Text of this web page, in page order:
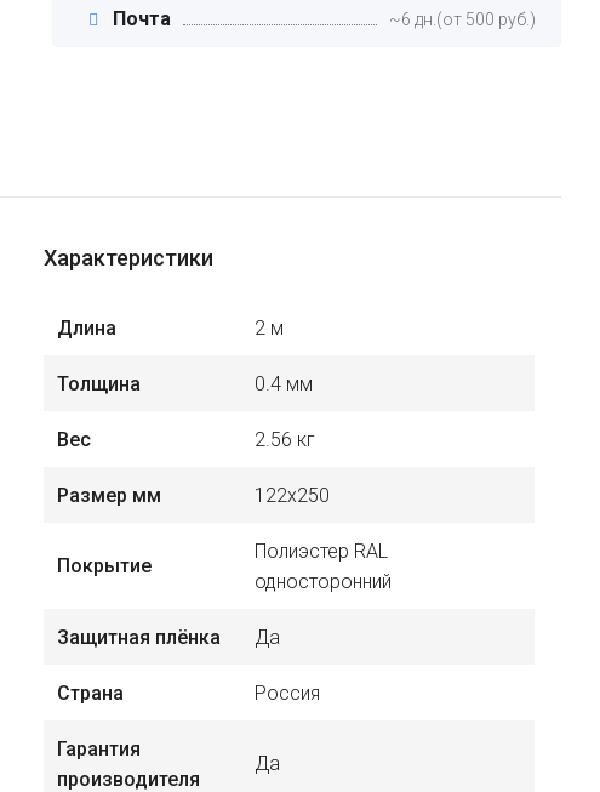
Почта ~6 дн.(от 500 руб.)
Характеристики
Длина 2 м
Толщина 0.4 мм
Вес 2.56 кг
Размер мм 122х250
Покрытие
Полиэстер RAL
односторонний
Защитная плёнка Да
Страна Россия
Гарантия
производителя
Да